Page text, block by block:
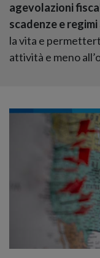
agevolazioni
scadenze e
la vita e
attività e meno